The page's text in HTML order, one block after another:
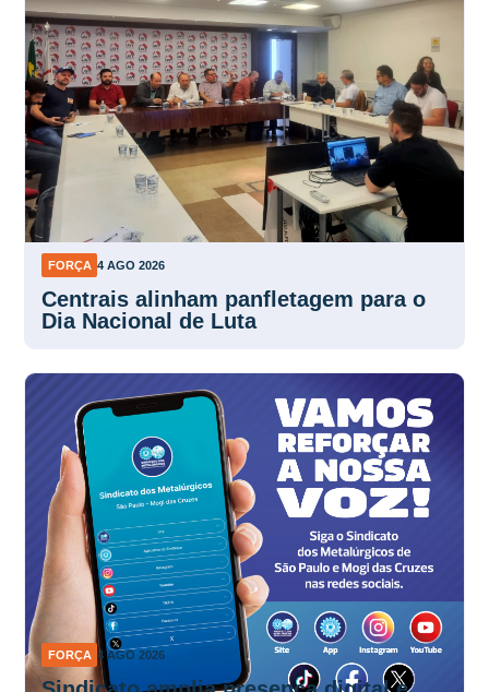
FORÇA 4 AGO 2026
Centrais alinham panfletagem para o
Dia Nacional de Luta
FORÇA 4 AGO 2026